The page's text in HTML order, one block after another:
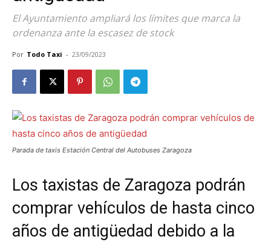
El Ayuntamiento ampliará los límites que marca la
ordenanza ante la escasez de stock
Por Todo Taxi - 23/09/2023
Parada de taxis Estación Central del Autobuses Zaragoza
Los taxistas de Zaragoza podrán
comprar vehículos de hasta cinco
años de antigüedad debido a la